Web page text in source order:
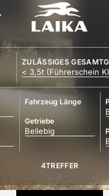
ZULÄSSIGES
Fahrzeug Länge
Getriebe
4TREFFER